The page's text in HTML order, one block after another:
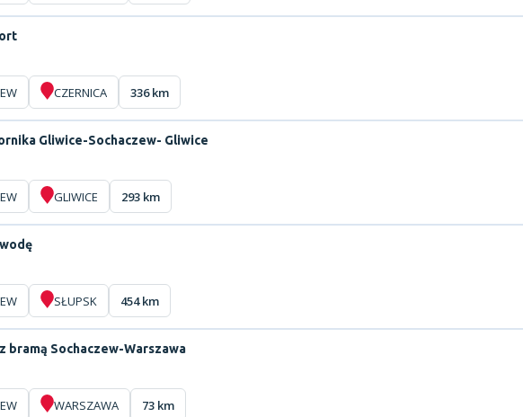
CZERNICA 336 km
Gliwice-Sochaczew- Gliwice
GLIWICE 293 km
SŁUPSK 454 km
bramą Sochaczew-Warszawa
WARSZAWA 73 km